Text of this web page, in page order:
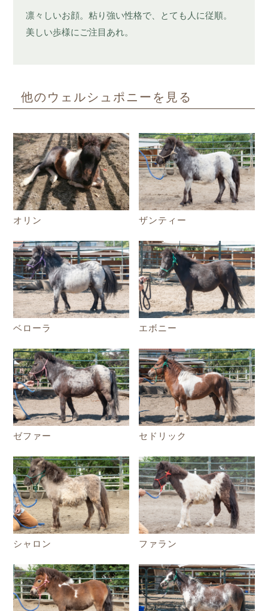
凛々しいお顔。粘り強い性格で、とても人に従順。
美しい歩様にご注目あれ。
他のウェルシュポニーを見る
オリン ザンティー
ベローラ エボニー
ゼファー セドリック
シャロン ファラン